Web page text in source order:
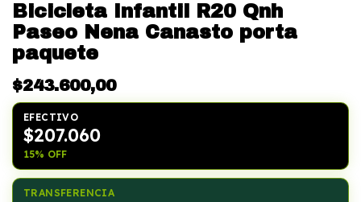
Bicicleta Infantil R20 Qnh
Paseo Nena Canasto porta
paquete
$243.600,00
EFECTIVO
$207.060
15% OFF
TRANSFERENCIA